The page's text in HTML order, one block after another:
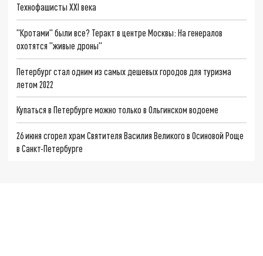
Технофашисты XXI века
"Кротами" были все? Теракт в центре Москвы: На генералов
охотятся "живые дроны"
Петербург стал одним из самых дешевых городов для туризма
летом 2022
Купаться в Петербурге можно только в Ольгинском водоеме
26 июня сгорел храм Святителя Василия Великого в Осиновой Роще
в Санкт-Петербурге